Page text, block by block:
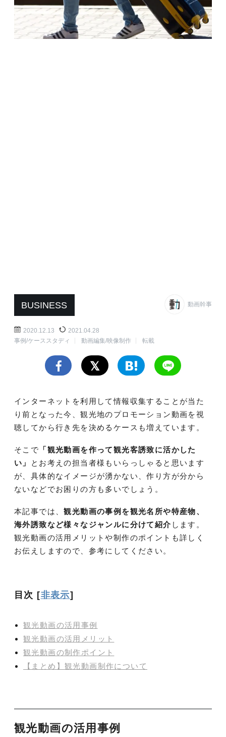
BUSINESS 動画幹事
2020.12.13
2021.04.28
事例/ケーススタディ
動画編集/映像制作 転載
インターネットを利用して情報収集することが当た
り前となった今、観光地のプロモーション動画を視
聴してから行き先を決めるケースも増えています。
そこで 「観光動画を作って観光客誘致に活かした
い」
とお考えの担当者様もいらっしゃると思います
が、具体的なイメージが湧かない、作り方が分から
ないなどでお困りの方も多いでしょう。
本記事では、観光動画の事例を観光名所や特産物、
海外誘致など様々なジャンルに分けて紹介 します。
観光動画の活用メリットや制作のポイントも詳しく
お伝えしますので、参考にしてください。
目次 [非表示]
観光動画の活用事例
観光動画の活用メリット
観光動画の制作ポイント
【まとめ】観光動画制作について
観光動画の活用事例